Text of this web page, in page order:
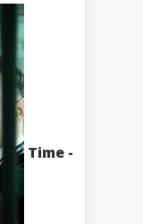
Time -